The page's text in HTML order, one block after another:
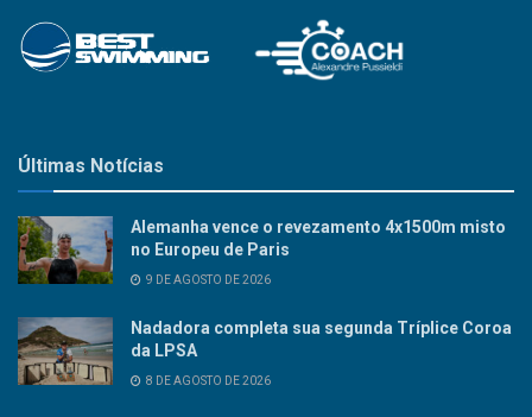
Últimas Notícias
Alemanha vence o revezamento 4x1500m misto
no Europeu de Paris
9 DE AGOSTO DE 2026
Nadadora completa sua segunda Tríplice Coroa
da LPSA
8 DE AGOSTO DE 2026